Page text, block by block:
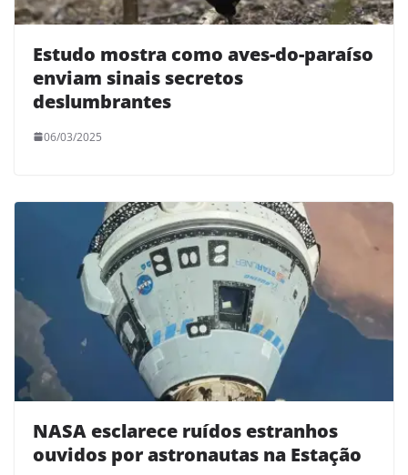
Estudo mostra como aves-do-paraíso
enviam sinais secretos
deslumbrantes
06/03/2025
NASA esclarece ruídos estranhos
ouvidos por astronautas na Estação